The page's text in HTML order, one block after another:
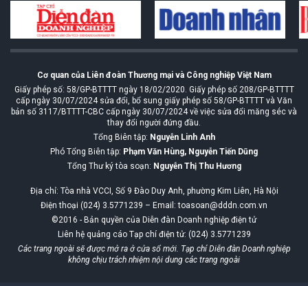
Cơ quan của Liên đoàn Thương mại và Công nghiệp Việt Nam
Giấy phép số: 58/GP-BTTTT ngày 18/02/2020. Giấy phép số 208/GP-BTTTT
cấp ngày 30/07/2024 sửa đổi, bổ sung giấy phép số 58/GP-BTTTT và Văn
bản số 3117/BTTTT-CBC cấp ngày 30/07/2024 về việc sửa đổi măng séc và
thay đổi người đứng đầu.
Tổng Biên tập: Nguyễn Linh Anh
Phó Tổng Biên tập: Phạm Văn Hùng, Nguyễn Tiến Dũng
Tổng Thư ký tòa soạn: Nguyễn Thị Thu Hương
Địa chỉ: Tòa nhà VCCI, Số 9 Đào Duy Anh, phường Kim Liên, Hà Nội
Điện thoại (024) 3.5771239 – Email: toasoan@dddn.com.vn
©2016 - Bản quyền của Diễn đàn Doanh nghiệp điện tử
Liên hệ quảng cáo Tạp chí điện tử: (024) 3.5771239
Các trang ngoài sẽ được mở ra ở cửa sổ mới. Tạp chí Diễn đàn Doanh nghiệp
không chịu trách nhiệm nội dung các trang ngoài